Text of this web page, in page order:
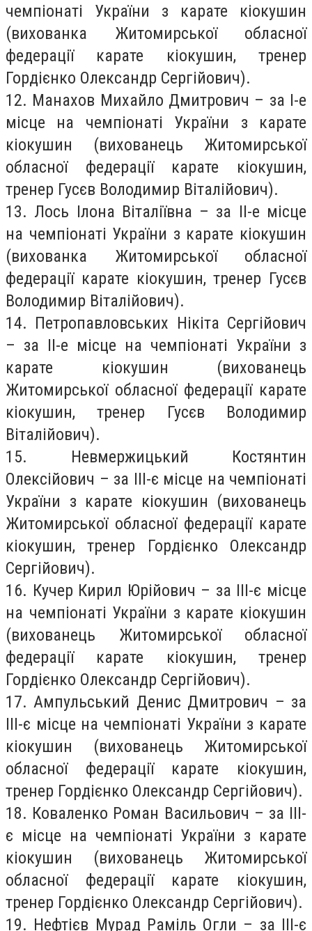
чемпіонаті України з карате кіокушин
(вихованка Житомирської обласної
федерації карате кіокушин, тренер
Гордієнко Олександр Сергійович).
12. Манахов Михайло Дмитрович – за І-е
місце на чемпіонаті України з карате
кіокушин (вихованець Житомирської
обласної федерації карате кіокушин,
тренер Гусєв Володимир Віталійович).
13. Лось Ілона Віталіївна – за ІІ-е місце
на чемпіонаті України з карате кіокушин
(вихованка Житомирської обласної
федерації карате кіокушин, тренер Гусєв
Володимир Віталійович).
14. Петропавловських Нікіта Сергійович
– за ІІ-е місце на чемпіонаті України з
карате кіокушин (вихованець
Житомирської обласної федерації карате
кіокушин, тренер Гусєв Володимир
Віталійович).
15. Невмержицький Костянтин
Олексійович – за ІІІ-є місце на чемпіонаті
України з карате кіокушин (вихованець
Житомирської обласної федерації карате
кіокушин, тренер Гордієнко Олександр
Сергійович).
16. Кучер Кирил Юрійович – за ІІІ-є місце
на чемпіонаті України з карате кіокушин
(вихованець Житомирської обласної
федерації карате кіокушин, тренер
Гордієнко Олександр Сергійович).
17. Ампульський Денис Дмитрович – за
ІІІ-є місце на чемпіонаті України з карате
кіокушин (вихованець Житомирської
обласної федерації карате кіокушин,
тренер Гордієнко Олександр Сергійович).
18. Коваленко Роман Васильович – за ІІІ-
є місце на чемпіонаті України з карате
кіокушин (вихованець Житомирської
обласної федерації карате кіокушин,
тренер Гордієнко Олександр Сергійович).
19. Нефтієв Мурад Раміль Огли – за ІІІ-є